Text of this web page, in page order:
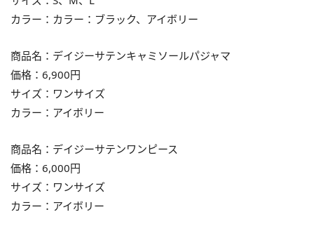
カラー：カラー：ブラック、アイボリー
商品名：デイジーサテンキャミソールパジャマ
価格：6,900円
サイズ：ワンサイズ
カラー：アイボリー
商品名：デイジーサテンワンピース
価格：6,000円
サイズ：ワンサイズ
カラー：アイボリー